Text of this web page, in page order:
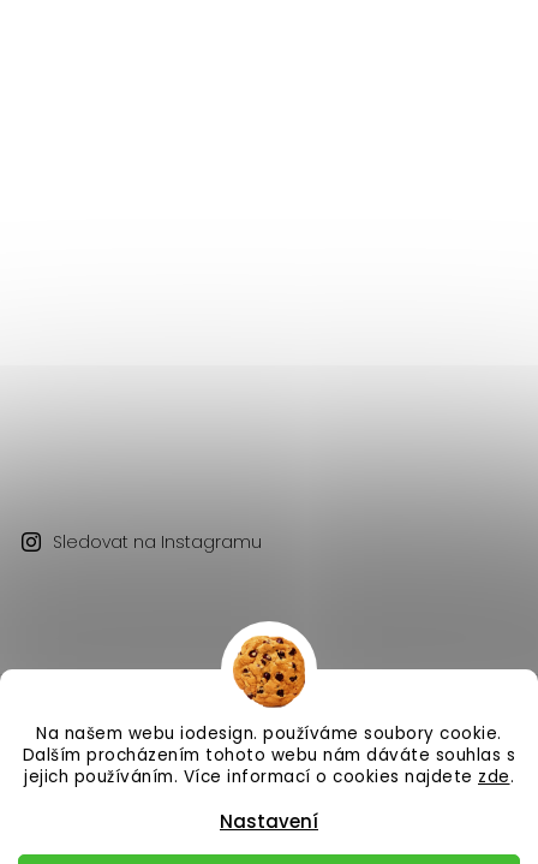
Na našem webu iodesign. používáme soubory cookie.
Dalším procházením tohoto webu nám dáváte souhlas s
jejich používáním. Více informací o cookies najdete zde.
Nastavení
Sledovat na Instagramu
Copyright 2026 iodesign. . Všechna práva vyhrazena.
Vytvořil Shoptet| DesignShoptak.cz